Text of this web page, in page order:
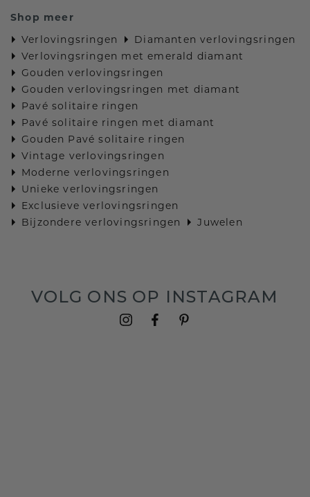
Shop meer
Verlovingsringen
Diamanten verlovingsringen
Verlovingsringen met emerald diamant
Gouden verlovingsringen
Gouden verlovingsringen met diamant
Pavé solitaire ringen
Pavé solitaire ringen met diamant
Gouden Pavé solitaire ringen
Vintage verlovingsringen
Moderne verlovingsringen
Unieke verlovingsringen
Exclusieve verlovingsringen
Bijzondere verlovingsringen
Juwelen
VOLG ONS OP INSTAGRAM